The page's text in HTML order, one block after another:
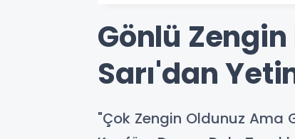
Gönlü
Sarı'dan
"Çok Zengin Oldunuz Ama